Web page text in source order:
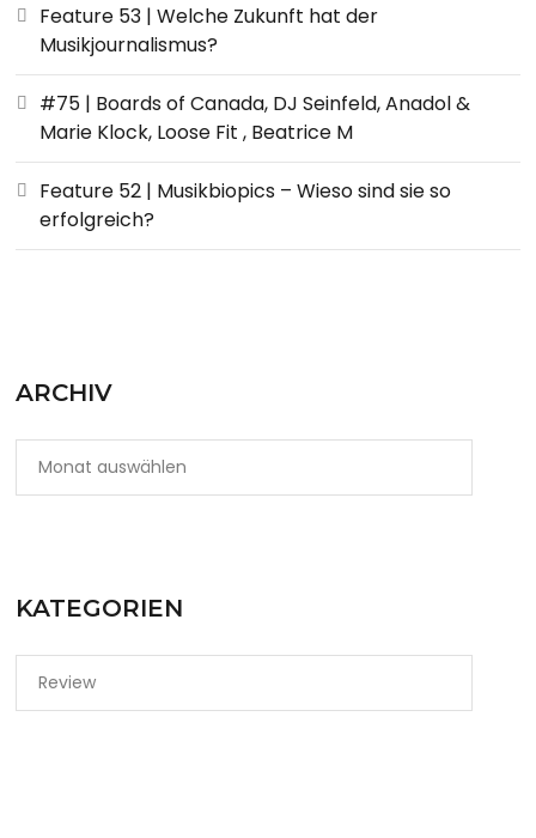
Feature 53 | Welche Zukunft hat der
Musikjournalismus?
#75 | Boards of Canada, DJ Seinfeld, Anadol &
Marie Klock, Loose Fit , Beatrice M
Feature 52 | Musikbiopics – Wieso sind sie so
erfolgreich?
ARCHIV
KATEGORIEN